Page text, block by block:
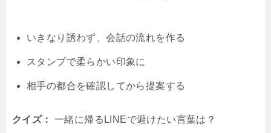
いきなり誘わず、会話の流れを作る
スタンプで柔らかい印象に
相手の都合を確認してから提案する
クイズ： 一緒に帰るLINEで避けたい言葉は？